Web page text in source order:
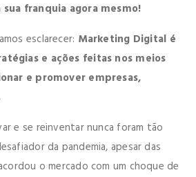
franquia agora mesmo!
esclarecer: Marketing Digital é
e ações feitas nos meios
e promover empresas,
e se reinventar nunca foram tão
da pandemia, apesar das
o mercado com um choque de